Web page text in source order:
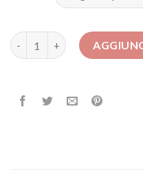
abiti da sposa 2023 quantità